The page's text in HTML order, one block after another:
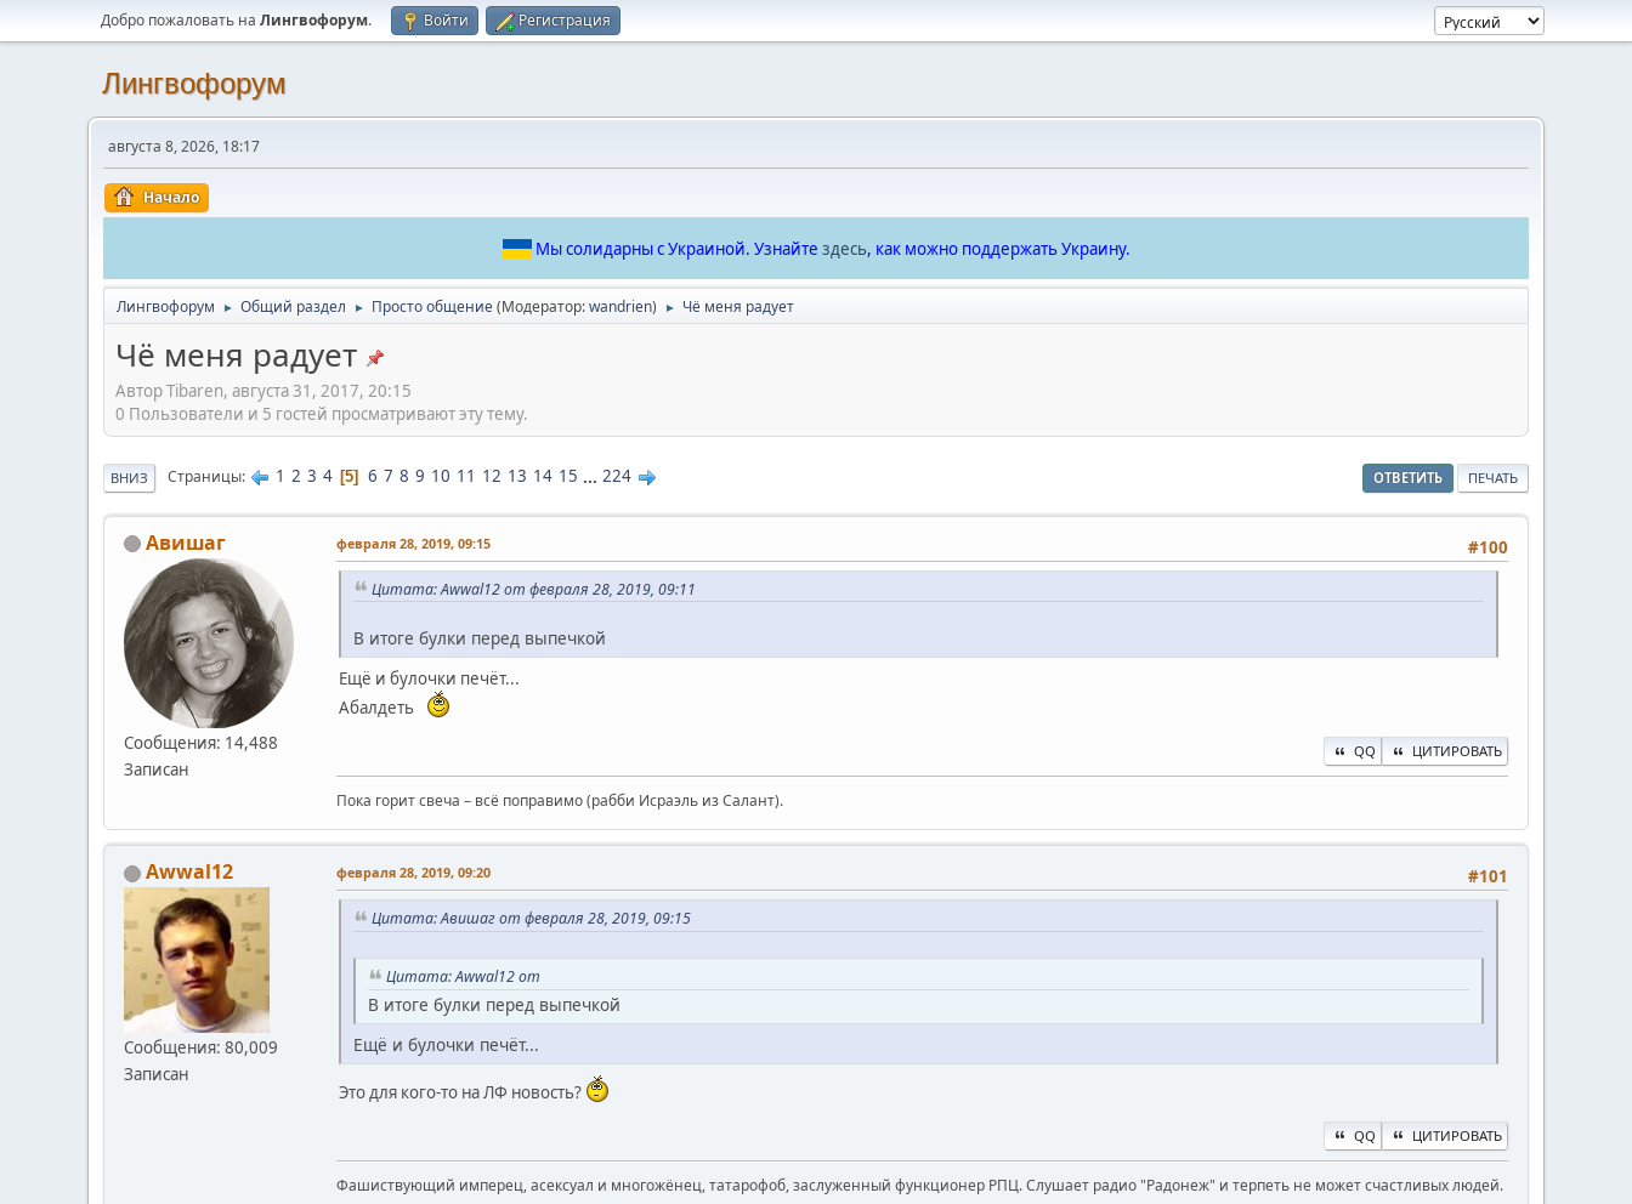
Добро пожаловать на Лингвофорум. Войти Регистрация
Лингвофорум
августа 8, 2026, 18:17
Начало
Мы солидарны с Украиной. Узнайте здесь, как можно поддержать Украину.
Лингвофорум ► Общий раздел ► Просто общение(Модератор:wandrien) ► Чё меня радует
Чё меня радует
Автор Tibaren, августа 31, 2017, 20:15
0 Пользователи и 5 гостей просматривают эту тему.
ОТВЕТИТЬ ПЕЧАТЬ
ВНИЗ Страницы 1 2 3 4 5 6 7 8 9 10 11 12 13 14 15 ... 224
Авишаг
Сообщения: 14,488
Записан
#100
февраля 28, 2019, 09:15
Цитата: Awwal12 от февраля 28, 2019, 09:11
В итоге булки перед выпечкой
Ещё и булочки печёт...
Абалдеть
QQ ЦИТИРОВАТЬ
Пока горит свеча – всё поправимо (рабби Исраэль из Салант).
Awwal12
Сообщения: 80,009
Записан
#101
февраля 28, 2019, 09:20
Цитата: Авишаг от февраля 28, 2019, 09:15
Цитата: Awwal12 от
В итоге булки перед выпечкой
Ещё и булочки печёт...
Это для кого-то на ЛФ новость?
QQ ЦИТИРОВАТЬ
Фашиствующий имперец, асексуал и многожёнец, татарофоб, заслуженный функционер РПЦ. Слушает радио "Радонеж" и терпеть не может счастливых людей.